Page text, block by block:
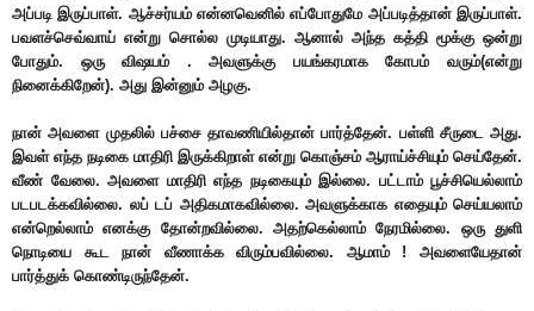
அப்படி இருப்பாள். ஆச்சர்யம் என்னவெனில் எப்போதுமே அப்படித்தான் இருப்பாள்.
பவளச்செவ்வாய் என்று சொல்ல முடியாது. ஆனால் அந்த கத்தி மூக்கு ஒன்று
போதும். ஒரு விஷயம் . அவளுக்கு பயங்கரமாக கோபம் வரும்(என்று
நினைக்கிறேன்). அது இன்னும் அழகு.
நான் அவளை முதலில் பச்சை தாவணியில்தான் பார்த்தேன். பள்ளி சீருடை அது.
இவள் எந்த நடிகை மாதிரி இருக்கிறாள் என்று கொஞ்சம் ஆராய்ச்சியும் செய்தேன்.
வீண் வேலை. அவளை மாதிரி எந்த நடிகையும் இல்லை. பட்டாம் பூச்சியெல்லாம்
படபடக்கவில்லை. லப் டப் அதிகமாகவில்லை. அவளுக்காக எதையும் செய்யலாம்
என்றெல்லாம் எனக்கு தோன்றவில்லை. அதற்கெல்லாம் நேரமில்லை. ஒரு துளி
நொடியை கூட நான் வீணாக்க விரும்பவில்லை. ஆமாம் ! அவளையேதான்
பார்த்துக் கொண்டிருந்தேன்.